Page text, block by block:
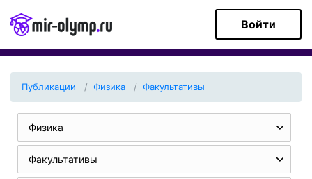
Войти
Публикации Физика Факультативы
Физика
Факультативы